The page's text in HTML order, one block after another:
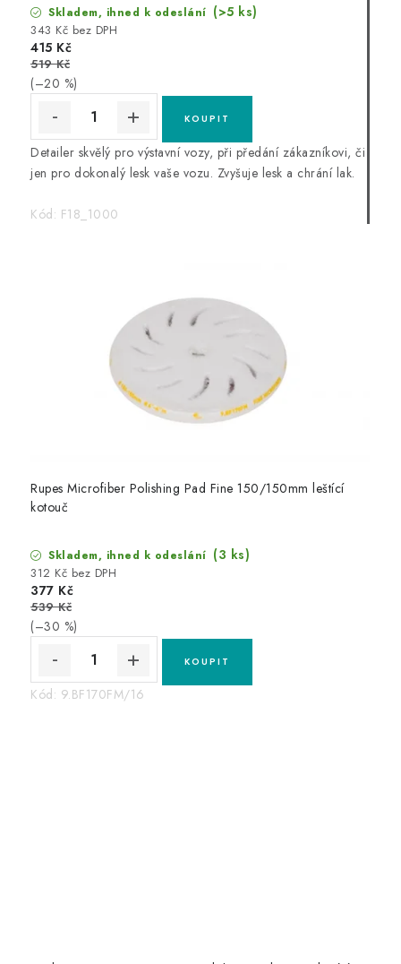
Skladem, ihned k odeslání (>5 ks)
343 Kč bez DPH
415 Kč
519 Kč
(–20 %)
Detailer skvělý pro výstavní vozy, při předání zákazníkovi, či
jen pro dokonalý lesk vaše vozu. Zvyšuje lesk a chrání lak.
Kód: F18_1000
Rupes Microfiber Polishing Pad Fine 150/150mm leštící
kotouč
Skladem, ihned k odeslání (3 ks)
312 Kč bez DPH
377 Kč
539 Kč
(–30 %)
Kód: 9.BF170FM/16